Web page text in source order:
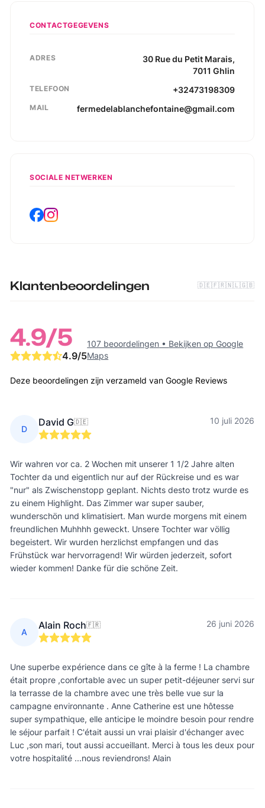
CONTACTGEGEVENS
ADRES 30 Rue du Petit Marais,
7011 Ghlin
TELEFOON +32473198309
MAIL fermedelablanchefontaine@gmail.com
SOCIALE NETWERKEN
Klantenbeoordelingen 🇩🇪🇫🇷🇳🇱🇬🇧
4.9/5
4.9/5
107 beoordelingen • Bekijken op Google
Maps
Deze beoordelingen zijn verzameld van Google Reviews
D
David G🇩🇪 10 juli 2026
Wir wahren vor ca. 2 Wochen mit unserer 1 1/2 Jahre alten
Tochter da und eigentlich nur auf der Rückreise und es war
"nur" als Zwischenstopp geplant. Nichts desto trotz wurde es
zu einem Highlight. Das Zimmer war super sauber,
wunderschön und klimatisiert. Man wurde morgens mit einem
freundlichen Muhhhh geweckt. Unsere Tochter war völlig
begeistert. Wir wurden herzlichst empfangen und das
Frühstück war hervorragend! Wir würden jederzeit, sofort
wieder kommen! Danke für die schöne Zeit.
A
Alain Roch🇫🇷 26 juni 2026
Une superbe expérience dans ce gîte à la ferme ! La chambre
était propre ,confortable avec un super petit-déjeuner servi sur
la terrasse de la chambre avec une très belle vue sur la
campagne environnante . Anne Catherine est une hôtesse
super sympathique, elle anticipe le moindre besoin pour rendre
le séjour parfait ! C'était aussi un vrai plaisir d'échanger avec
Luc ,son mari, tout aussi accueillant. Merci à tous les deux pour
votre hospitalité ...nous reviendrons! Alain